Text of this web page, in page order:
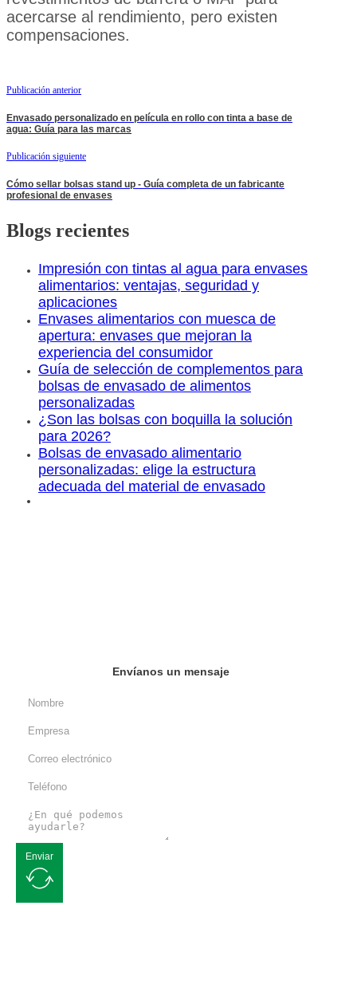
acercarse al rendimiento, pero existen
compensaciones.
Publicación anterior
Envasado personalizado en película en rollo con tinta a base de
agua: Guía para las marcas
Publicación siguiente
Cómo sellar bolsas stand up - Guía completa de un fabricante
profesional de envases
Blogs recientes
Impresión con tintas al agua para envases
alimentarios: ventajas, seguridad y
aplicaciones
Envases alimentarios con muesca de
apertura: envases que mejoran la
experiencia del consumidor
Guía de selección de complementos para
bolsas de envasado de alimentos
personalizadas
¿Son las bolsas con boquilla la solución
para 2026?
Bolsas de envasado alimentario
personalizadas: elige la estructura
adecuada del material de envasado
Envíanos un mensaje
Enviar